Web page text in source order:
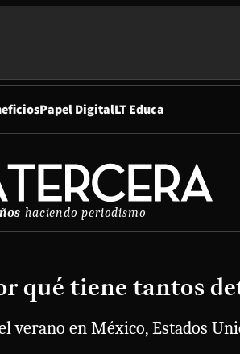
Papel DigitalOpens in new window
LT Educa
haciendo periodismo
qué tiene tantos
en México, Estados